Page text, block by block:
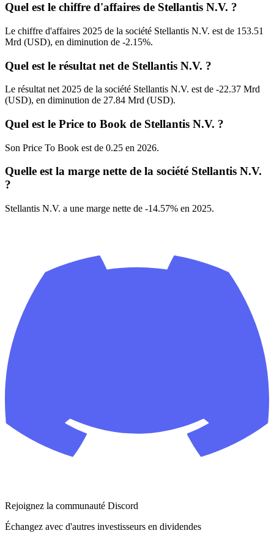
Quel est le chiffre d'affaires de Stellantis N.V. ?
Le chiffre d'affaires 2025 de la société Stellantis N.V. est de 153.51
Mrd (USD), en diminution de -2.15%.
Quel est le résultat net de Stellantis N.V. ?
Le résultat net 2025 de la société Stellantis N.V. est de -22.37 Mrd
(USD), en diminution de 27.84 Mrd (USD).
Quel est le Price to Book de Stellantis N.V. ?
Son Price To Book est de 0.25 en 2026.
Quelle est la marge nette de la société Stellantis N.V.
?
Stellantis N.V. a une marge nette de -14.57% en 2025.
Rejoignez la communauté Discord
Échangez avec d'autres investisseurs en dividendes